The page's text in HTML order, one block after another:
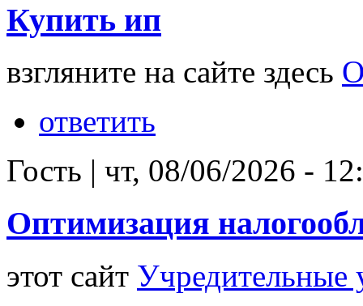
Купить ип
взгляните на сайте здесь
ответить
Гость | чт, 08/06/2026 -
Оптимизация
этот сайт Учредительные